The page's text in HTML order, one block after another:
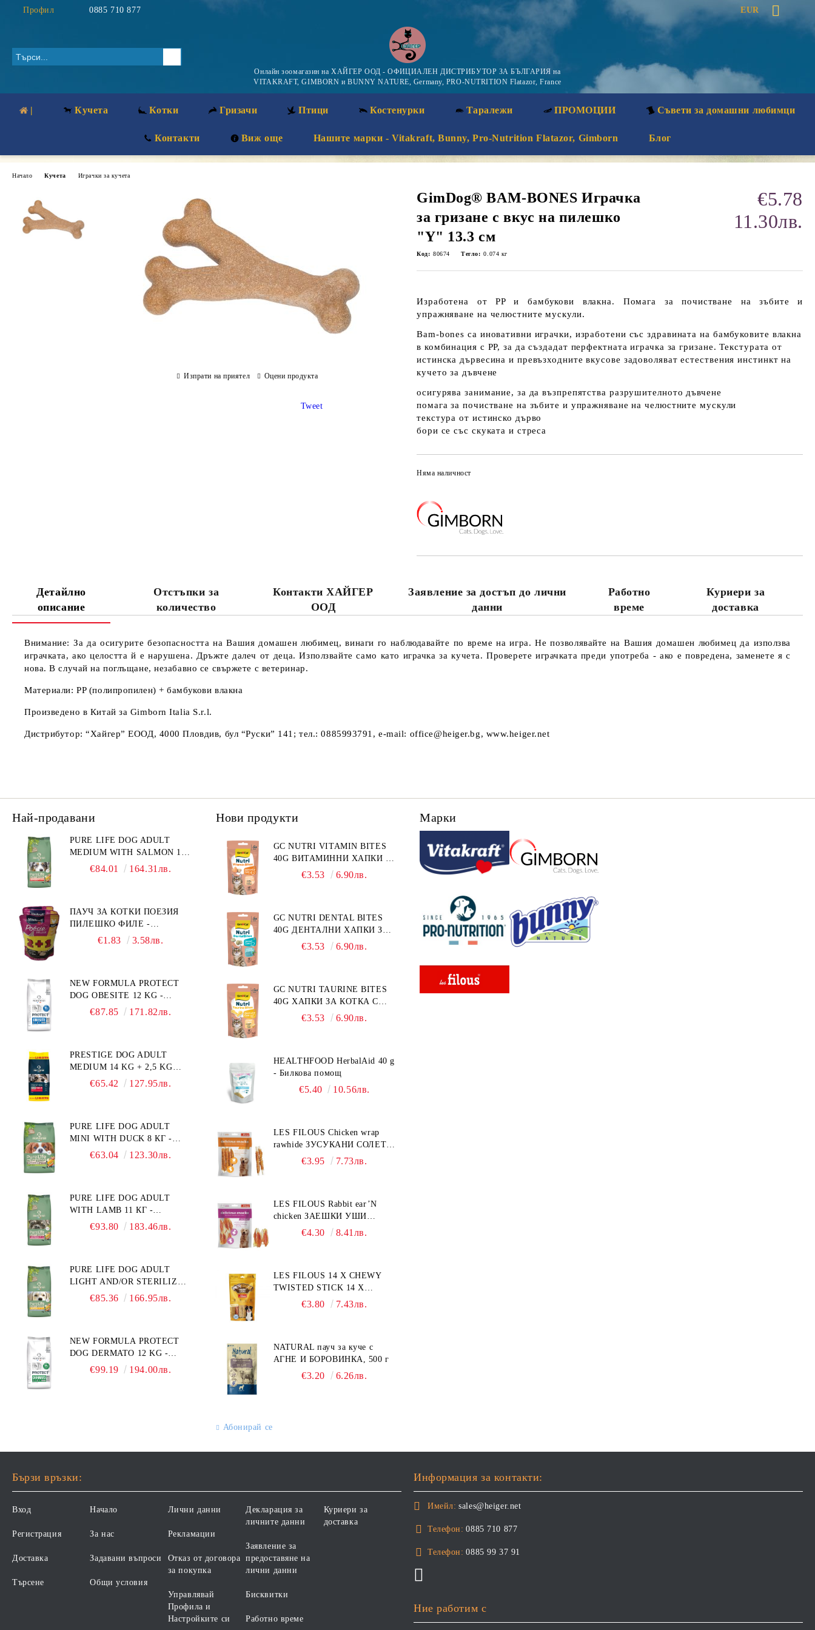
Профил 0885 710 877 EUR
Онлайн зоомагазин на ХАЙГЕР ООД - ОФИЦИАЛЕН ДИСТРИБУТОР ЗА БЪЛГАРИЯ на
VITAKRAFT, GIMBORN и BUNNY NATURE, Germany, PRO-NUTRITION Flatazor, France
| Кучета Котки Гризачи Птици Костенурки Таралежи ПРОМОЦИИ Съвети за домашни любимци
Контакти Виж още Нашите марки - Vitakraft, Bunny, Pro-Nutrition Flatazor, Gimborn Блог
Начало Кучета Играчки за кучета
GimDog® BAM-BONES Играчка
за гризане с вкус на пилешко
"Y" 13.3 см
€5.78
11.30лв.
Код: 80674 Тегло: 0.074 кг
Изработена от PP и бамбукови влакна. Помага за почистване на зъбите и
упражняване на челюстните мускули.
Bam-bones са иновативни играчки, изработени със здравината на бамбуковите влакна
в комбинация с PP, за да създадат перфектната играчка за гризане. Текстурата от
истинска дървесина и превъзходните вкусове задоволяват естествения инстинкт на
кучето за дъвчене
осигурява занимание, за да възпрепятства разрушителното дъвчене
помага за почистване на зъбите и упражняване на челюстните мускули
текстура от истинско дърво
бори се със скуката и стреса
Няма наличност
Изпрати на приятел Оцени продукта
Tweet
Детайлно
описание
Отстъпки за
количество
Контакти ХАЙГЕР
ООД
Заявление за достъп до лични
данни
Работно
време
Куриери за
доставка
Внимание: За да осигурите безопасността на Вашия домашен любимец, винаги го наблюдавайте по време на игра. Не позволявайте на Вашия домашен любимец да използва
играчката, ако целостта й е нарушена. Дръжте далеч от деца. Използвайте само като играчка за кучета. Проверете играчката преди употреба - ако е повредена, заменете я с
нова. В случай на поглъщане, незабавно се свържете с ветеринар.
Материали:PP (полипропилен) + бамбукови влакна
Произведено в Китай за Gimborn Italia S.r.l.
Дистрибутор:“Хайгер” ЕООД, 4000 Пловдив, бул “Руски” 141; тел.: 0885993791, e-mail: office@heiger.bg, www.heiger.net
Най-продавани
PURE LIFE DOG ADULT
MEDIUM WITH SALMON 12
КГ - ПЪЛНОЦЕННА ХРАНА
ОТ 10 – 25 КГ, СЪС СЬОМГА.
БЕЗ ЗЪРНО, БЕЗ ГЛУТЕН.
ПРОИЗВЕДЕНА ВЪВ
€84.01 164.31лв.
ПАУЧ ЗА КОТКИ ПОЕЗИЯ
ПИЛЕШКО ФИЛЕ -
ПРОМОКОМПЛЕКТ 3 БР.
€1.83 3.58лв.
NEW FORMULA PROTECT
DOG OBESITE 12 KG -
ПЪЛНОЦЕННА ДИЕТИЧНА
ПОТРЕБНОСТИ:
"НАМАЛЯВАНЕ НА
НАДНОРМЕНО ТЕГЛО".
€87.85 171.82лв.
PRESTIGE DOG ADULT
MEDIUM 14 KG + 2,5 KG
ГРАТИС - ПЪЛНОЦЕННА
ВЪВ ФРАНЦИЯ.
€65.42 127.95лв.
PURE LIFE DOG ADULT
MINI WITH DUCK 8 КГ -
ПЪЛНОЦЕННА ХРАНА ЗА
С ТЕГЛО ПОД 10 КГ, С
ПАТИЦА. БЕЗ ЗЪРНО, БЕЗ
ГЛУТЕН. ПРОИЗВЕДЕНА
€63.04 123.30лв.
PURE LIFE DOG ADULT
WITH LAMB 11 КГ -
ПЪЛНОЦЕННА ХРАНА ЗА
ПОДХОДЯЩА ЗА КУЧЕТА
ОТ ВСИЧКИ ПОРОДИ НА
ВЪЗРАСТ НАД 1 ГОДИНА.
€93.80 183.46лв.
PURE LIFE DOG ADULT
LIGHT AND/OR STERILIZED
WITH CHICKEN 12 КГ -
НАДНОРМЕНО ТЕГЛО И/
ИЛИ КАСТРИРАНИ КУЧЕТА
ОТ ВСИЧКИ ПОРОДИ НА
€85.36 166.95лв.
NEW FORMULA PROTECT
DOG DERMATO 12 KG -
ПЪЛНОЦЕННА ДИЕТИЧНА
ДЕРМАТОЗИ И СИЛНО
КОЗИНА". "НАМАЛЯВАНЕ
ХРАНИ
€99.19 194.00лв.
Нови продукти
GC NUTRI VITAMIN BITES
40G ВИТАМИННИ ХАПКИ 40
€3.53 6.90лв.
GC NUTRI DENTAL BITES
40G ДЕНТАЛНИ ХАПКИ ЗА
КОТКА 40 г
€3.53 6.90лв.
GC NUTRI TAURINE BITES
40G ХАПКИ ЗА КОТКА С
ТАУРИН 40 г
€3.53 6.90лв.
HEALTHFOOD HerbalAid 40 g
- Билкова помощ
€5.40 10.56лв.
LES FILOUS Chicken wrap
rawhide ЗУСУКАНИ СОЛЕТИ
С ПИЛЕШКО, лакомство за
€3.95 7.73лв.
LES FILOUS Rabbit ear’N
chicken ЗАЕШКИ УШИ
лакомство за куче, 50 г
€4.30 8.41лв.
LES FILOUS 14 X CHEWY
TWISTED STICK 14 X
ДЪВЧАЩИ ДЕНТАЛНИ
€3.80 7.43лв.
NATURAL пауч за куче с
АГНЕ И БОРОВИНКА, 500 г
€3.20 6.26лв.
Абонирай се
Марки
Бързи връзки:
Вход
Регистрация
Доставка
Търсене
Начало
За нас
Задавани въпроси
Общи условия
Лични данни
Рекламации
Отказ от договора
за покупка
Управлявай
Профила и
Настройките си
Декларация за
личните данни
Заявление за
предоставяне на
лични данни
Бисквитки
Работно време
Куриери за
доставка
Информация за контакти:
Имейл: sales@heiger.net
Телефон: 0885 710 877
Телефон: 0885 99 37 91
Ние работим с